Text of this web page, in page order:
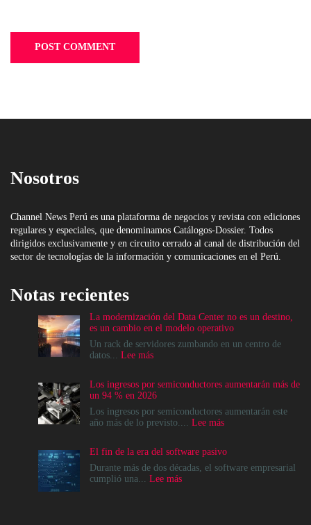
Nosotros
Channel News Perú es una plataforma de negocios y revista con ediciones
regulares y especiales, que denominamos Catálogos-Dossier. Todos
dirigidos exclusivamente y en circuito cerrado al canal de distribución del
sector de tecnologías de la información y comunicaciones en el Perú.
Notas recientes
La modernización del Data Center no es un destino,
es un cambio en el modelo operativo
Un rack de servidores zumbando en un centro de
datos... Lee más:
del
Data
Center
no
destino,
es
un
Los ingresos por semiconductores aumentarán más de
un 94 % en 2026
Los ingresos por semiconductores aumentarán este
año más de lo previsto.... Lee más:
por
semiconductores
El fin de la era del software pasivo
Durante más de dos décadas, el software empresarial
cumplió una... Lee más: